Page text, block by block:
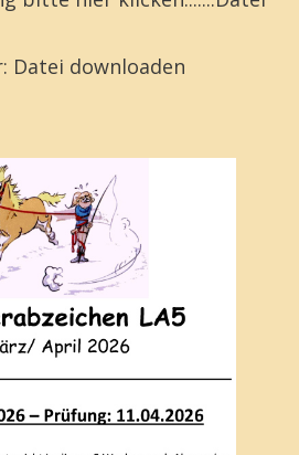
Datei downloaden